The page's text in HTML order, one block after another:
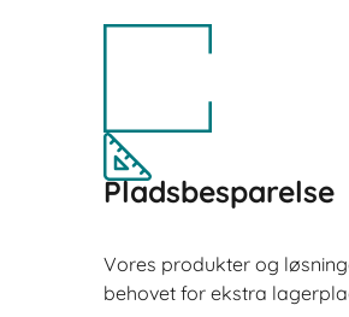
Pladsbesparelse
Vores produkter og
behovet for ekstra